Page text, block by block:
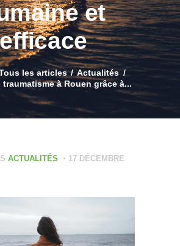
et
efficace
les articles
Actualités
à Rouen grâce à...
ACTUALITÉS
17 DÉCEMBRE